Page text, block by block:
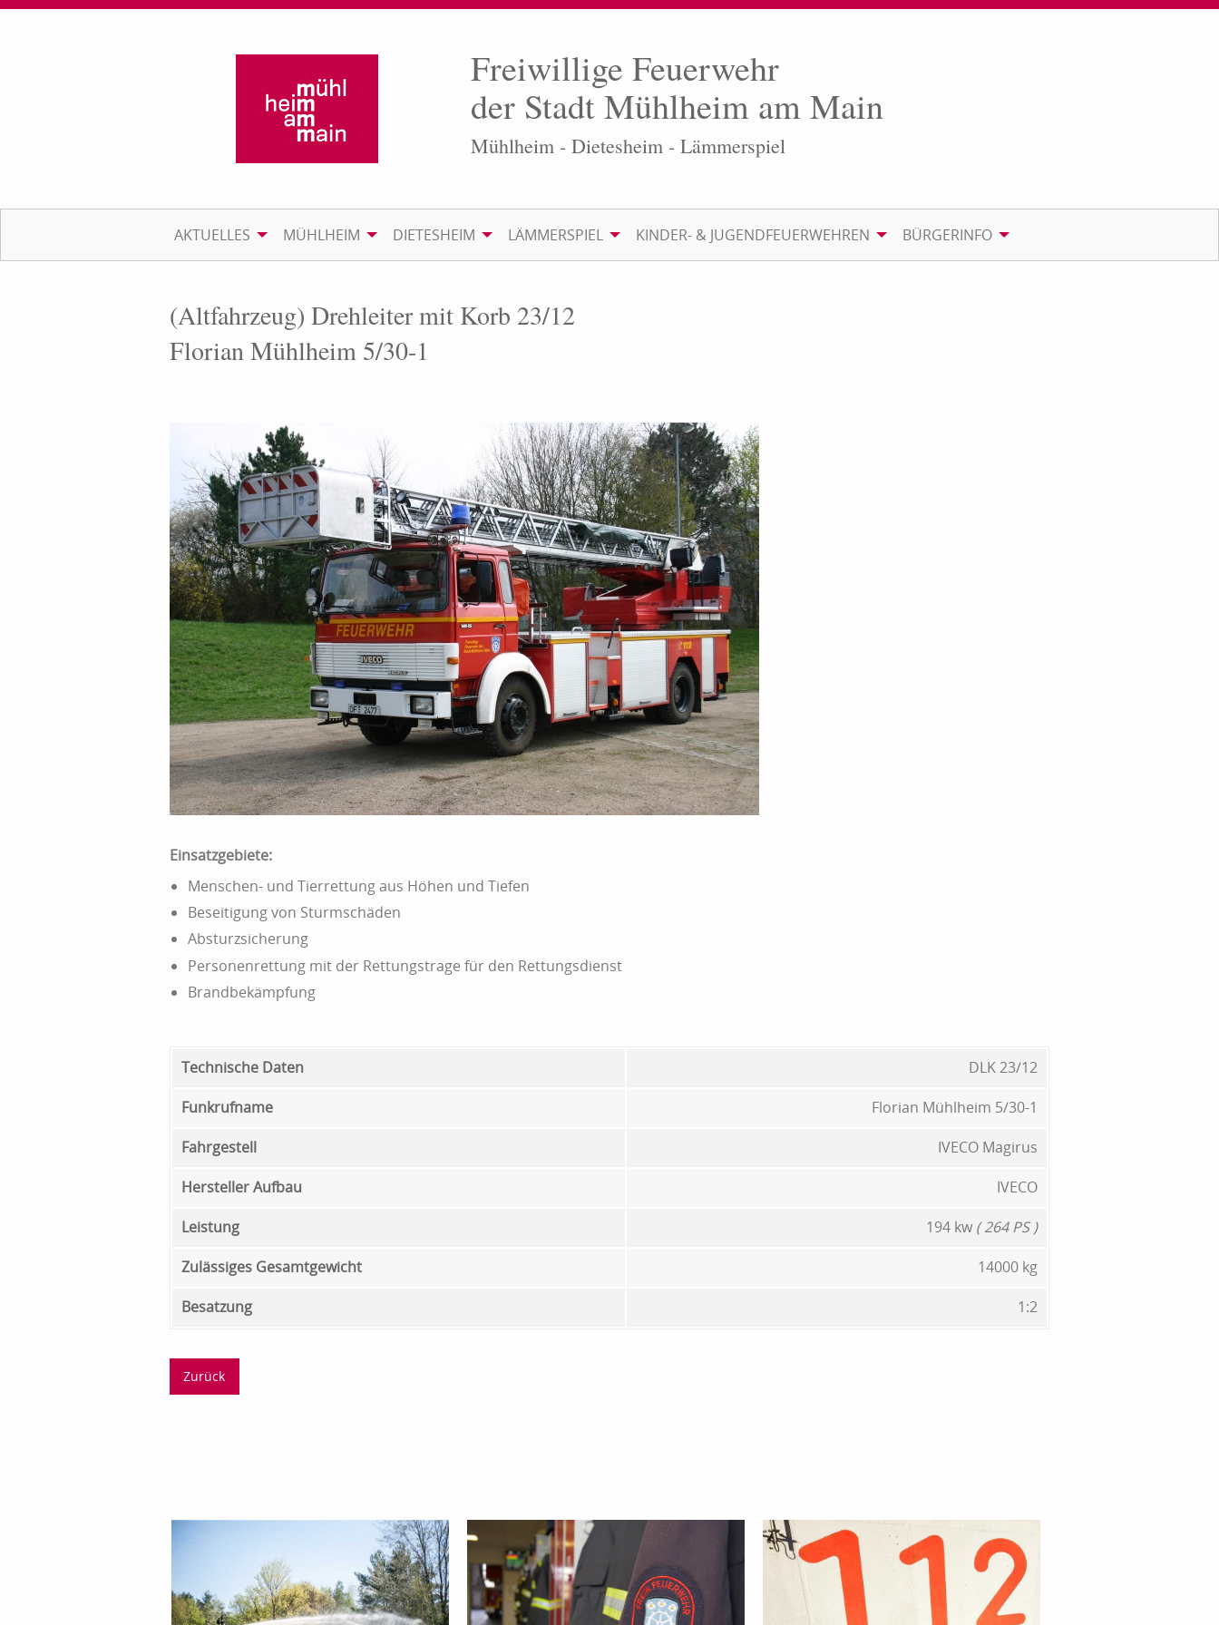
Freiwillige Feuerwehr
der Stadt Mühlheim am Main
Mühlheim - Dietesheim - Lämmerspiel
AKTUELLES MÜHLHEIM DIETESHEIM LÄMMERSPIEL KINDER- & JUGENDFEUERWEHREN BÜRGERINFO
(Altfahrzeug) Drehleiter mit Korb 23/12
Florian Mühlheim 5/30-1
Einsatzgebiete:
Menschen- und Tierrettung aus Höhen und Tiefen
Beseitigung von Sturmschäden
Absturzsicherung
Personenrettung mit der Rettungstrage für den Rettungsdienst
Brandbekämpfung
Technische Daten
DLK 23/12
Funkrufname
Florian Mühlheim 5/30-1
Fahrgestell
IVECO Magirus
Hersteller Aufbau
IVECO
Leistung
194 kw ( 264 PS )
Zulässiges Gesamtgewicht
14000 kg
Besatzung
1:2
Zurück